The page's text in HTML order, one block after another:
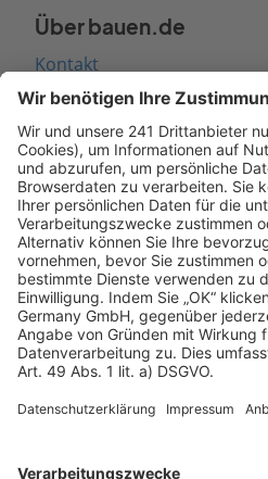
Über bauen.de
Kontakt
Seitenaufbau
Barrierefreiheit
Cookie Einstellungen
Rechtliches
AGB-Übersicht
Datenschutz
Impressum
Services